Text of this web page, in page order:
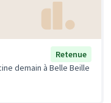
Retenue
demain à Belle Beille